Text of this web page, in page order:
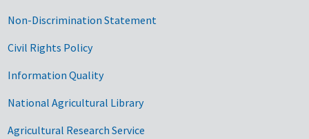
Non-Discrimination Statement
Civil Rights Policy
Information Quality
National Agricultural Library
Agricultural Research Service